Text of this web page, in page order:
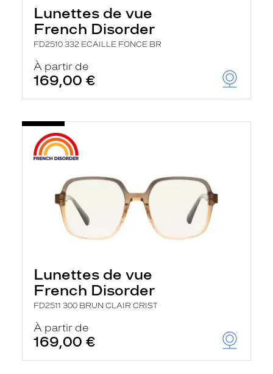
Lunettes de vue
French Disorder
FD2510 332 ECAILLE FONCE BR
À partir de
169,00 €
Lunettes de vue
French Disorder
FD2511 300 BRUN CLAIR CRIST
À partir de
169,00 €